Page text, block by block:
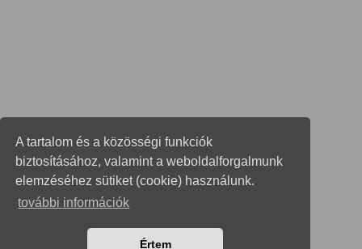
A tartalom és a közösségi funkciók
biztosításához, valamint a weboldalforgalmunk
elemzéséhez sütiket (cookie) használunk.
további információk
Értem